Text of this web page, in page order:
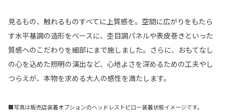
見るもの、触れるものすべてに上質感を。空間に広がりをもたら
す水平基調の造形をベースに、杢目調パネルや表皮巻きといった
質感へのこだわりを細部にまで施しました。さらに、おもてなし
の心を込めた照明の演出など、心地よさを深めるための工夫やし
つらえが、本物を求める大人の感性を満たします。
■写真は販売店装着オプションのヘッドレストピロー装着状態イメージです。